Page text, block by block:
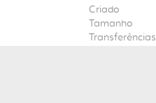
Criado
Tamanho
Transferências